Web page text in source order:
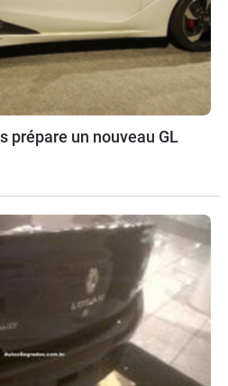
prépare un nouveau GL